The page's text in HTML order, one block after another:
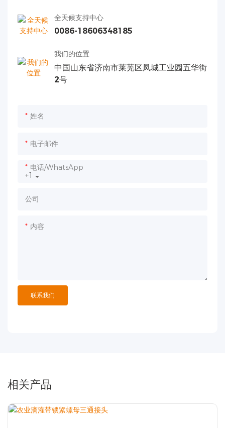
全天候支持中心
0086-18606348185
我们的位置
中国山东省济南市莱芜区凤城工业园五华街
2号
姓名
电子邮件
+1
电话/WhatsApp
公司
内容
联系我们
相关产品